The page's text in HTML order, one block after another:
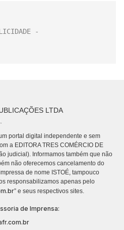
LTDA
portal digital independente e sem
a EDITORA TRES COMÉRCIO DE
judicial). Informamos também que não
não oferecemos cancelamento do
de nome ISTOÉ, tampouco
responsabilizamos apenas pelo
” e seus respectivos sites.
de Imprensa: